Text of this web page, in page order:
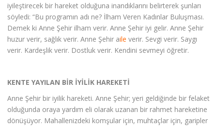
iyileştirecek bir hareket olduğuna inandıklarını belirterek şunları
söyledi: “Bu programın adı ne? İlham Veren Kadınlar Buluşması.
Demek ki Anne Şehir ilham verir. Anne Şehir iyi gelir. Anne Şehir
huzur verir, sağlık verir. Anne Şehir aile verir. Sevgi verir. Saygı
verir. Kardeşlik verir. Dostluk verir. Kendini sevmeyi öğretir.
KENTE YAYILAN BİR İYİLİK HAREKETİ
Anne Şehir bir iyilik hareketi. Anne Şehir; yeri geldiğinde bir felaket
olduğunda oraya yardım eli olarak uzanan bir rahmet hareketine
dönüşüyor. Mahallenizdeki komşular için, muhtaçlar için, garipler